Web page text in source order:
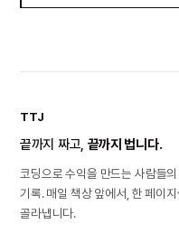
TTJ
끝까지 짜고, 끝까지 법니다.
코딩으로 수익을 만드는 사람들의
기록. 매일 책상 앞에서, 한 페이지
골라냅니다.